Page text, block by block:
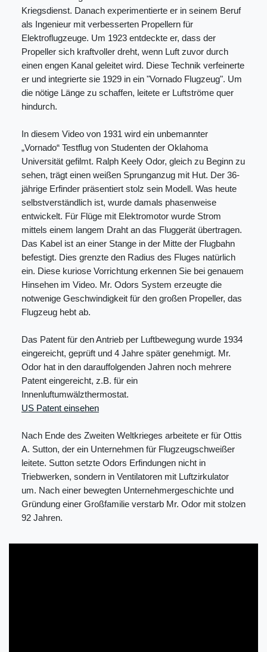
Kriegsdienst. Danach experimentierte er in seinem Beruf
als Ingenieur mit verbesserten Propellern für
Elektroflugzeuge. Um 1923 entdeckte er, dass der
Propeller sich kraftvoller dreht, wenn Luft zuvor durch
einen engen Kanal geleitet wird. Diese Technik verfeinerte
er und integrierte sie 1929 in ein "Vornado Flugzeug". Um
die nötige Länge zu schaffen, leitete er Luftströme quer
hindurch.
In diesem Video von 1931 wird ein unbemannter
„Vornado“ Testflug von Studenten der Oklahoma
Universität gefilmt. Ralph Keely Odor, gleich zu Beginn zu
sehen, trägt einen weißen Sprunganzug mit Hut. Der 36-
jährige Erfinder präsentiert stolz sein Modell. Was heute
selbstverständlich ist, wurde damals phasenweise
entwickelt. Für Flüge mit Elektromotor wurde Strom
mittels einem langem Draht an das Fluggerät übertragen.
Das Kabel ist an einer Stange in der Mitte der Flugbahn
befestigt. Dies grenzte den Radius des Fluges natürlich
ein. Diese kuriose Vorrichtung erkennen Sie bei genauem
Hinsehen im Video. Mr. Odors System erzeugte die
notwenige Geschwindigkeit für den großen Propeller, das
Flugzeug hebt ab.
Das Patent für den Antrieb per Luftbewegung wurde 1934
eingereicht, geprüft und 4 Jahre später genehmigt. Mr.
Odor hat in den darauffolgenden Jahren noch mehrere
Patent eingereicht, z.B. für ein
Innenluftumwälzthermostat.
US Patent einsehen
Nach Ende des Zweiten Weltkrieges arbeitete er für Ottis
A. Sutton, der ein Unternehmen für Flugzeugschweißer
leitete. Sutton setzte Odors Erfindungen nicht in
Triebwerken, sondern in Ventilatoren mit Luftzirkulator
um. Nach einer bewegten Unternehmergeschichte und
Gründung einer Großfamilie verstarb Mr. Odor mit stolzen
92 Jahren.